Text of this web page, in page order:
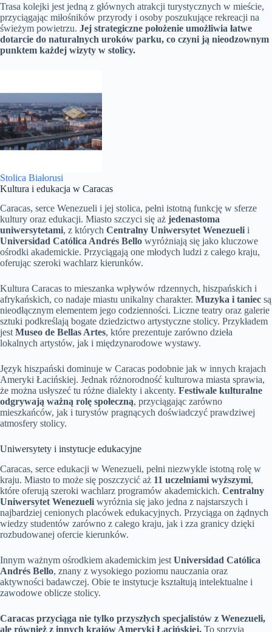
Trasa kolejki jest jedną z głównych atrakcji turystycznych w mieście,
przyciągając miłośników przyrody i osoby poszukujące rekreacji na
świeżym powietrzu. Jej strategiczne położenie umożliwia łatwe
dotarcie do naturalnych uroków parku, co czyni ją nieodzownym
punktem każdej wizyty w stolicy.
Stolica Białorusi
Kultura i edukacja w Caracas
Caracas, serce Wenezueli i jej stolica, pełni istotną funkcję w sferze
kultury oraz edukacji. Miasto szczyci się aż jedenastoma
uniwersytetami, z których Centralny Uniwersytet Wenezueli i
Universidad Católica Andrés Bello wyróżniają się jako kluczowe
ośrodki akademickie. Przyciągają one młodych ludzi z całego kraju,
oferując szeroki wachlarz kierunków.
Kultura Caracas to mieszanka wpływów rdzennych, hiszpańskich i
afrykańskich, co nadaje miastu unikalny charakter. Muzyka i taniec są
nieodłącznym elementem jego codzienności. Liczne teatry oraz galerie
sztuki podkreślają bogate dziedzictwo artystyczne stolicy. Przykładem
jest Museo de Bellas Artes, które prezentuje zarówno dzieła
lokalnych artystów, jak i międzynarodowe wystawy.
Język hiszpański dominuje w Caracas podobnie jak w innych krajach
Ameryki Łacińskiej. Jednak różnorodność kulturowa miasta sprawia,
że można usłyszeć tu różne dialekty i akcenty. Festiwale kulturalne
odgrywają ważną rolę społeczną, przyciągając zarówno
mieszkańców, jak i turystów pragnących doświadczyć prawdziwej
atmosfery stolicy.
Uniwersytety i instytucje edukacyjne
Caracas, serce edukacji w Wenezueli, pełni niezwykle istotną rolę w
kraju. Miasto to może się poszczycić aż 11 uczelniami wyższymi,
które oferują szeroki wachlarz programów akademickich. Centralny
Uniwersytet Wenezueli wyróżnia się jako jedna z najstarszych i
najbardziej cenionych placówek edukacyjnych. Przyciąga on żądnych
wiedzy studentów zarówno z całego kraju, jak i zza granicy dzięki
rozbudowanej ofercie kierunków.
Innym ważnym ośrodkiem akademickim jest Universidad Católica
Andrés Bello, znany z wysokiego poziomu nauczania oraz
aktywności badawczej. Obie te instytucje kształtują intelektualne i
zawodowe oblicze stolicy.
Caracas przyciąga nie tylko przyszłych specjalistów z Wenezueli,
ale również z innych krajów Ameryki Łacińskiej. To sprzyja